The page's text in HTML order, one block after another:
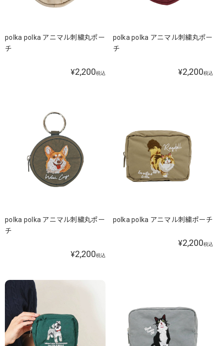
polka polka アニマル刺繍丸ポー
チ
¥2,200税込
polka polka アニマル刺繍丸ポー
チ
¥2,200税込
polka polka アニマル刺繍丸ポー
チ
¥2,200税込
polka polka アニマル刺繍ポーチ
¥2,200税込